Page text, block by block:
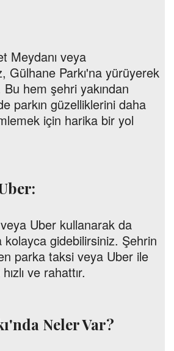
Meydanı veya
Gülhane Parkı'na yürüyerek
hem şehri yakından
parkın güzelliklerini daha
için harika bir yol
Uber kullanarak da
kolayca gidebilirsiniz. Şehrin
parka taksi veya Uber ile
ve rahattır.
Neler Var?